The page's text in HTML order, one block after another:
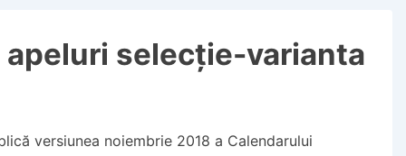
selecție-varianta
versiunea noiembrie 2018 a Calendarului